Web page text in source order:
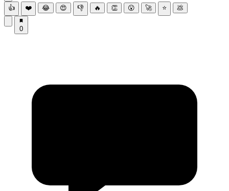
👍 ❤️ 😂 😍 👎 🔥 👏 😮 🚀 ⭐ 💩
0